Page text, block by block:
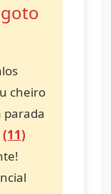
cheiro
parada
(11)